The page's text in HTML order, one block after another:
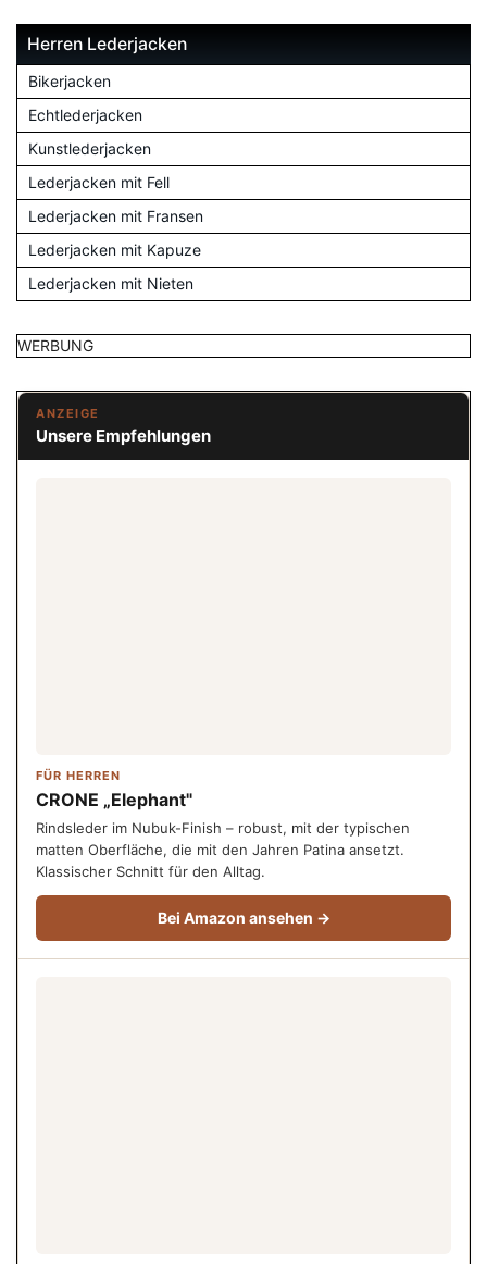
Herren Lederjacken
Bikerjacken
Echtlederjacken
Kunstlederjacken
Lederjacken mit Fell
Lederjacken mit Fransen
Lederjacken mit Kapuze
Lederjacken mit Nieten
WERBUNG
ANZEIGE
Unsere Empfehlungen
FÜR HERREN
CRONE „Elephant"
Rindsleder im Nubuk-Finish – robust, mit der typischen
matten Oberfläche, die mit den Jahren Patina ansetzt.
Klassischer Schnitt für den Alltag.
Bei Amazon ansehen →